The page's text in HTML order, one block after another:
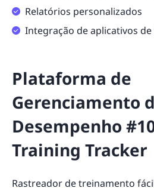
Relatórios personalizados
Integração de aplicativos
Plataforma de
Gerenciamento
Desempenho
Training Tracker
Rastreador de treinamento